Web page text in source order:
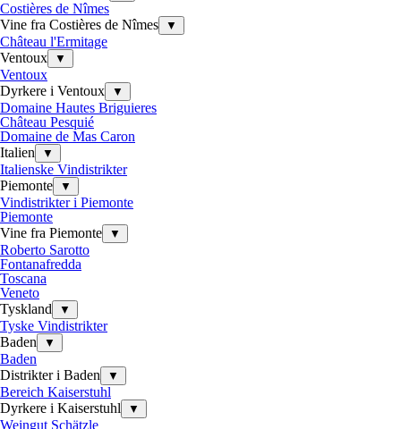
Costières de Nîmes
Vine fra Costières de Nîmes
▼
Château l'Ermitage
Ventoux
▼
Ventoux
Dyrkere i Ventoux
▼
Domaine Hautes Briguieres
Château Pesquié
Domaine de Mas Caron
Italien
▼
Italienske Vindistrikter
Piemonte
▼
Vindistrikter i Piemonte
Piemonte
Vine fra Piemonte
▼
Roberto Sarotto
Fontanafredda
Toscana
Veneto
Tyskland
▼
Tyske Vindistrikter
Baden
▼
Baden
Distrikter i Baden
▼
Bereich Kaiserstuhl
Dyrkere i Kaiserstuhl
▼
Weingut Schätzle